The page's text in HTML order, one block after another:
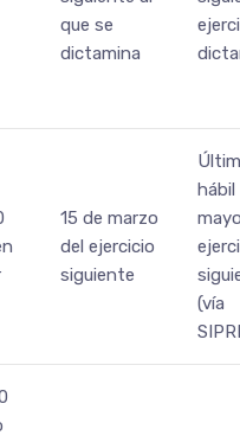
que se
dictamina
15 de marzo
del ejercicio
siguiente
hábil
(vía